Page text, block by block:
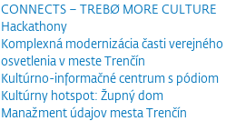
CONNECTS – TREBØ MORE CULTURE
Hackathony
Komplexná modernizácia časti verejného
osvetlenia v meste Trenčín
Kultúrno-informačné centrum s pódiom
Kultúrny hotspot: Župný dom
Manažment údajov mesta Trenčín